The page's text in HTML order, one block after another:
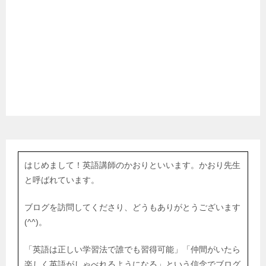
はじめまして！英語講師のかおりといいます。かおり先生
と呼ばれています。
ブログを訪問してくださり、どうもありがとうございます
(^^)。
「英語は正しい学習法で誰でも習得可能」「仲間がいたら